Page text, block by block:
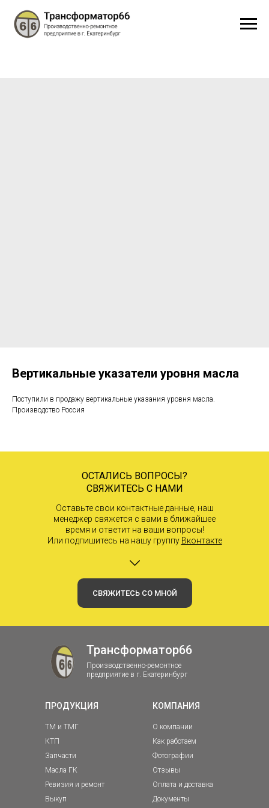
Вертикальные указатели уровня масла
Поступили в продажу вертикальные указания уровня масла.
Производство Россия
ОСТАЛИСЬ ВОПРОСЫ?
СВЯЖИТЕСЬ С НАМИ
Оставьте свои контактные данные, наш
менеджер свяжется с вами в ближайшее
время и ответит на ваши вопросы!
Или подпишитесь на нашу группу Вконтакте
СВЯЖИТЕСЬ СО МНОЙ
Трансформатор66
Производственно-ремонтное
предприятие в г. Екатеринбург
ПРОДУКЦИЯ КОМПАНИЯ
О компании
Как работаем
Фотографии
Отзывы
Оплата и доставка
Документы
ТМ и ТМГ
КТП
Запчасти
Масла ГК
Ревизия и ремонт
Выкуп